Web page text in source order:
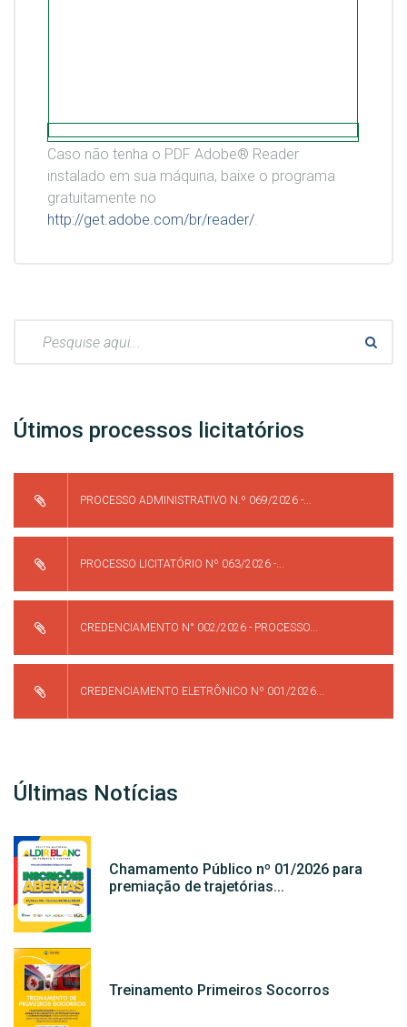
Caso não tenha o PDF Adobe® Reader
instalado em sua máquina, baixe o programa
gratuitamente no
http://get.adobe.com/br/reader/.
Útimos processos licitatórios
PROCESSO ADMINISTRATIVO N.º 069/2026 -...
PROCESSO LICITATÓRIO Nº 063/2026 -...
CREDENCIAMENTO N° 002/2026 - PROCESSO...
CREDENCIAMENTO ELETRÔNICO Nº 001/2026...
Últimas Notícias
Chamamento Público nº 01/2026 para
premiação de trajetórias...
Treinamento Primeiros Socorros